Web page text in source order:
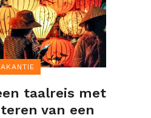
taalreis met
van een